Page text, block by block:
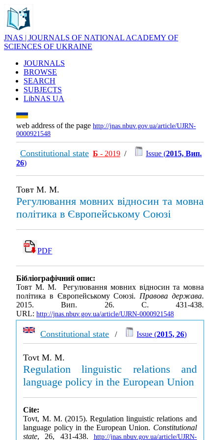
JNAS | JOURNALS OF NATIONAL ACADEMY OF
SCIENCES OF UKRAINE
JOURNALS
BROWSE
SEARCH
SUBJECTS
LibNAS UA
web address of the page http://jnas.nbuv.gov.ua/article/UJRN-
0000921548
Constitutional state Б - 2019 / Issue (2015, Вип.
26)
Товт М. М.
Регулювання мовних відносин та мовна
політика в Європейському Союзі
PDF
Бібліографічний опис:
Товт М. М. Регулювання мовних відносин та мовна
політика в Європейському Союзі.Правова держава.
2015. Вип. 26. С. 431-438.
URL: http://jnas.nbuv.gov.ua/article/UJRN-0000921548
Constitutional state / Issue (2015, 26)
Tovt M. M.
Regulation linguistic relations and
language policy in the European Union
Cite:
Tovt, M. M. (2015). Regulation linguistic relations and
language policy in the European Union. Constitutional
state, 26, 431-438. http://jnas.nbuv.gov.ua/article/UJRN-